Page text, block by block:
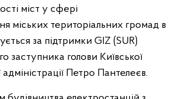
міст у сфері
міських територіальних громад в
за підтримки GIZ (SUR)
заступника голови Київської
адміністрації Петро Пантелеєв.